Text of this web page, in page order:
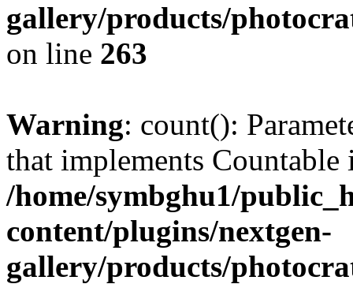
gallery/products/
on line 263
Warning: count():
that implements Countable
/home/symbghu1/
content/plugins/nextgen-
gallery/products/